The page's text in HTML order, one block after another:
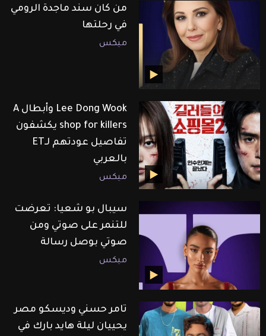
من كان سند ماجدة الرومي
في رحلتها
ميكس
Lee Dong Wook وأبطال A
shop for killers يكشفون
تفاصيل عودتهم لـET
بالعربي
ميكس
سيبال بو شعيا: تعرضت
للتنمر على صوتي ومن
صوتي بوصل رسالة
ميكس
تامر حسني وديسكو مصر
يحييان ليلة هايد بارك في